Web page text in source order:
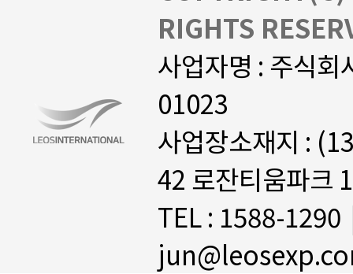
RIGHTS
사업자명 : 주식
01023
사업장소재지 :
42 로잔티움파크
TEL : 1588-1290